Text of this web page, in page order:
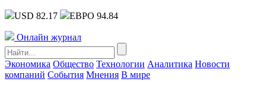
USD 82.17 ЕВРО 94.84
Онлайн журнал
Экономика Общество Технологии Аналитика Новости
компаний События Мнения В мире